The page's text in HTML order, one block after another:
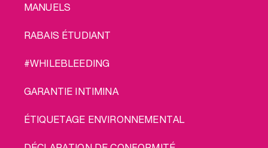
MANUELS
RABAIS ÉTUDIANT
#WHILEBLEEDING
GARANTIE INTIMINA
ÉTIQUETAGE ENVIRONNEMENTAL